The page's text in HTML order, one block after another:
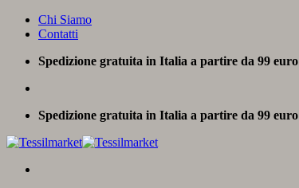
Salta
Chi Siamo
Contatti
Spedizione gratuita in Italia a partire da 99 euro
Spedizione gratuita in Italia a partire da 99 euro